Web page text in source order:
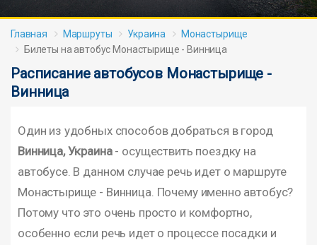
Главная Маршруты Украина
Монастырище
Билеты на автобус Монастырище - Винница
Расписание автобусов Монастырище -
Винница
Один из удобных способов добраться в город
Винница, Украина- осуществить поездку на
автобусе. В данном случае речь идет о маршруте
Монастырище - Винница. Почему именно автобус?
Потому что это очень просто и комфортно,
особенно если речь идет о процессе посадки и